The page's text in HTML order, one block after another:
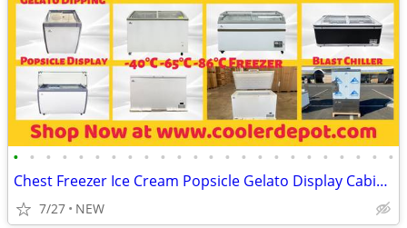
• • • • • • • • • • • • • • • • • • • • • • • •
Chest Freezer Ice Cream Popsicle Gelato Display Cabinet
7/27 NEW